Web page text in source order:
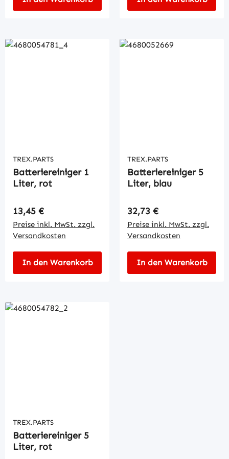
TREX.PARTS
Batteriereiniger 1
Liter, rot
Regulärer Preis:
13,45 €
Preise inkl. MwSt. zzgl.
Versandkosten
In den Warenkorb
TREX.PARTS
Batteriereiniger 5
Liter, blau
Regulärer Preis:
32,73 €
Preise inkl. MwSt. zzgl.
Versandkosten
In den Warenkorb
TREX.PARTS
Batteriereiniger 5
Liter, rot